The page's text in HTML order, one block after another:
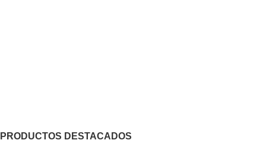
PRODUCTOS DESTACADOS